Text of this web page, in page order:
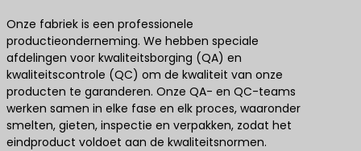
Onze fabriek is een professionele
productieonderneming. We hebben speciale
afdelingen voor kwaliteitsborging (QA) en
kwaliteitscontrole (QC) om de kwaliteit van onze
producten te garanderen. Onze QA- en QC-teams
werken samen in elke fase en elk proces, waaronder
smelten, gieten, inspectie en verpakken, zodat het
eindproduct voldoet aan de kwaliteitsnormen.